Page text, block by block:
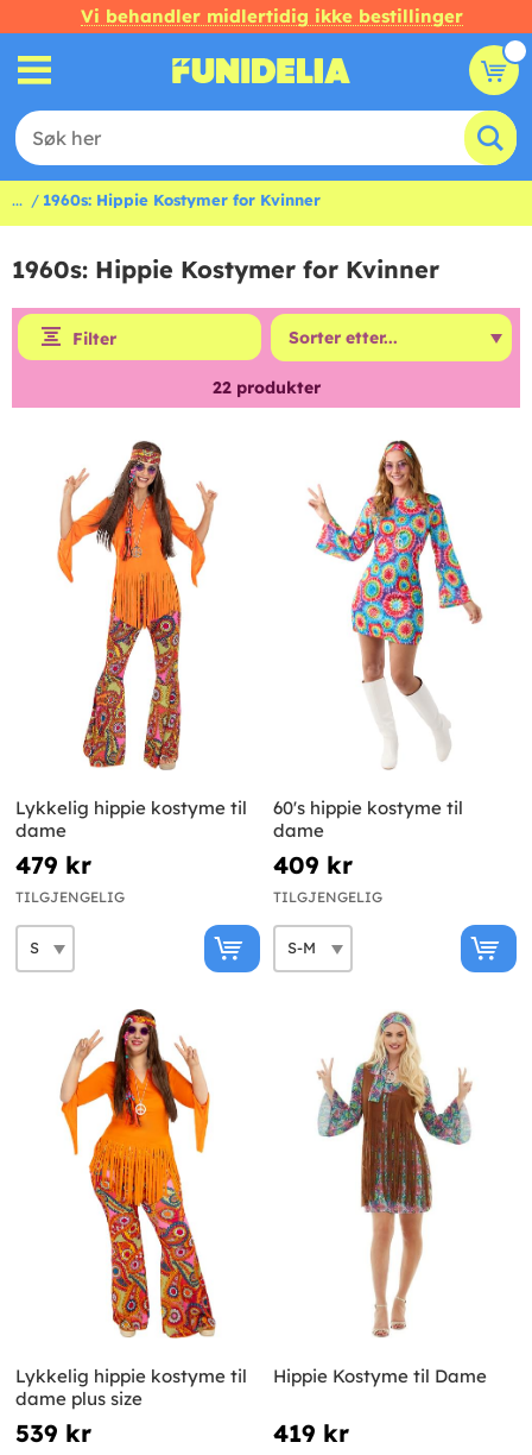
Vi behandler midlertidig ikke bestillinger
... 1960s: Hippie Kostymer for Kvinner
1960s: Hippie Kostymer for Kvinner
Filter
22produkter
Lykkelig hippie kostyme til
dame
479 kr
TILGJENGELIG
60's hippie kostyme til
dame
409 kr
TILGJENGELIG
Lykkelig hippie kostyme til
dame plus size
539 kr
Hippie Kostyme til Dame
419 kr